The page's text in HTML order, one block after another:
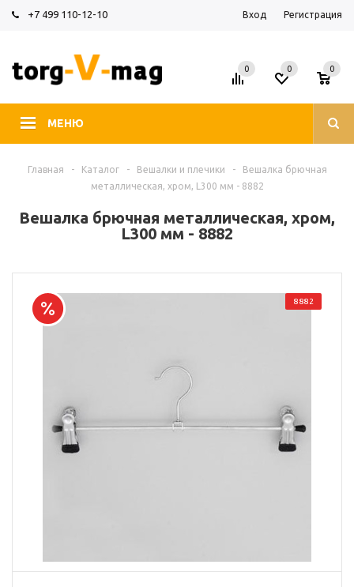
+7 499 110-12-10 Вход Регистрация
МЕНЮ
0 0
0
Главная - Каталог - Вешалки и плечики -
Вешалка брючная
металлическая, хром, L300 мм - 8882
Вешалка брючная металлическая, хром,
L300 мм - 8882
8882